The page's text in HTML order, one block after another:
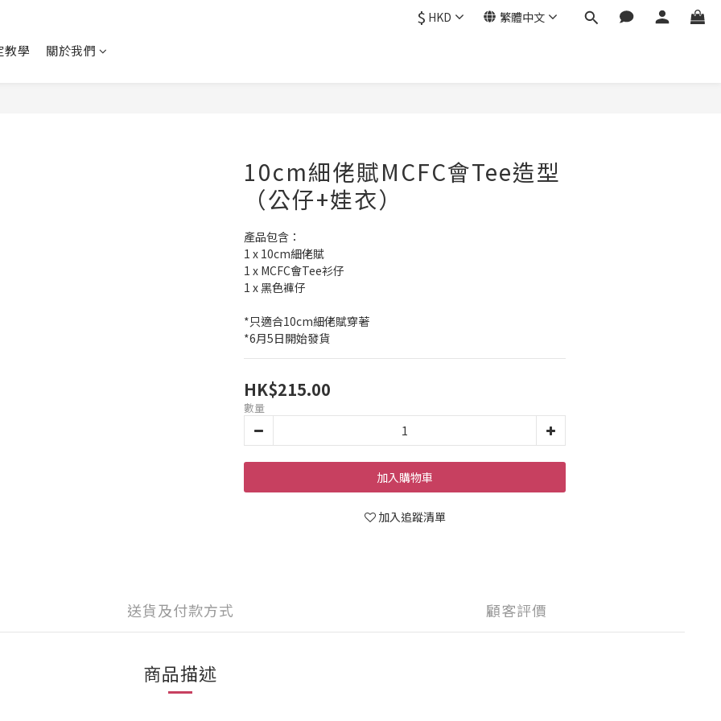
$ HKD 繁體中文
學 關於我們
10cm細佬賦MCFC會Tee造型
（公仔+娃衣）
產品包含：
1 x 10cm細佬賦
1 x MCFC會Tee衫仔
1 x 黑色褲仔
*只適合10cm細佬賦穿著
*6月5日開始發貨
HK$215.00
數量
加入購物車
加入追蹤清單
送貨及付款方式 顧客評價
商品描述